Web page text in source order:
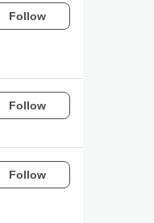
Follow
Follow
Follow